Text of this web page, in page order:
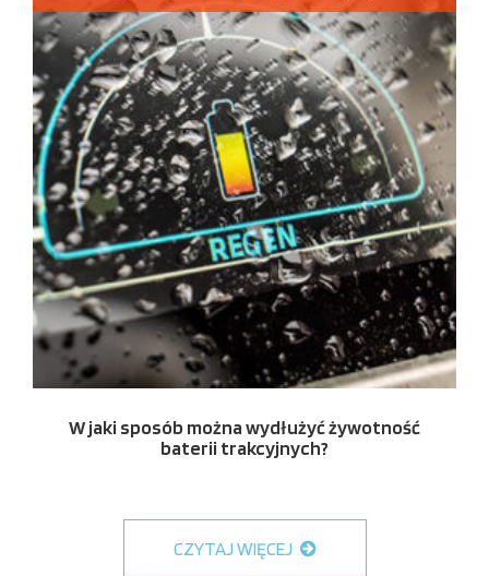
W jaki sposób można wydłużyć żywotność
baterii trakcyjnych?
CZYTAJ WIĘCEJ